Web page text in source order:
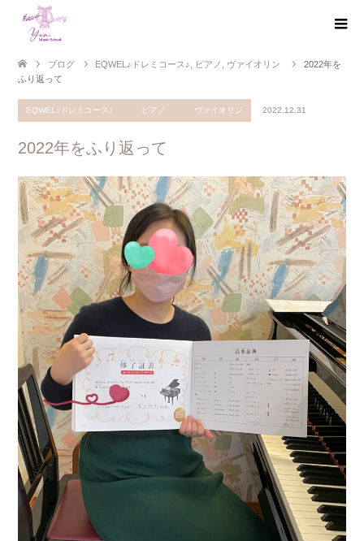
ブログ EQWEL♪ドレミコース♪ ピアノ ヴァイオリン
2022年を
ふり返って
EQWEL♪ドレミコース♪ ピアノ ヴァイオリン 2022.12.31
2022年をふり返って